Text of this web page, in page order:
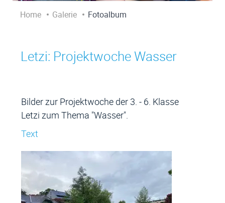
Home Galerie Fotoalbum
Letzi: Projektwoche Wasser
Bilder zur Projektwoche der 3. - 6. Klasse
Letzi zum Thema "Wasser".
Text
Zugehörige Objekte